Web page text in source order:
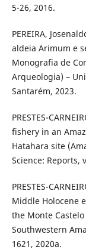
5-26, 2016.
PEREIRA,
aldeia Arimum e
Monografia de
Arqueologia) –
Santarém, 2023.
PRESTES-
fishery in an
Hatahara site
Science: Reports,
PRESTES-
Middle Holocene
the Monte
Southwestern
1621, 2020a.